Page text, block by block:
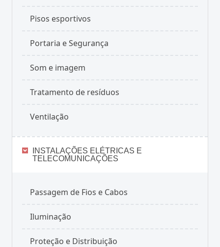
Pisos esportivos
Portaria e Segurança
Som e imagem
Tratamento de resíduos
Ventilação
INSTALAÇÕES ELÉTRICAS E
TELECOMUNICAÇÕES
Passagem de Fios e Cabos
Iluminação
Proteção e Distribuição